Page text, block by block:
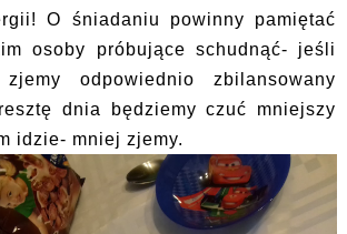
O śniadaniu powinny pamiętać
osoby próbujące schudnąć- jeśli
odpowiednio zbilansowany
dnia będziemy czuć mniejszy
idzie- mniej zjemy.